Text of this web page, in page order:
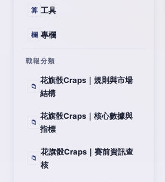
算 工具
欄 專欄
戰報分類
📁
花旗骰Craps｜規則與市場
結構
📁
花旗骰Craps｜核心數據與
指標
📁
花旗骰Craps｜賽前資訊查
核